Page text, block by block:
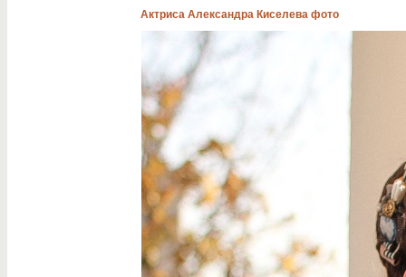
Актриса Александра Киселева фото